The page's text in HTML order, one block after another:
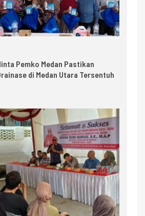
Pemko Medan Pastikan
di Medan Utara Tersentuh